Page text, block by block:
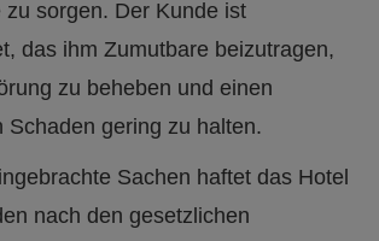
zu sorgen. Der Kunde ist
das ihm Zumutbare beizutragen,
zu beheben und einen
Schaden gering zu halten.
Sachen haftet das Hotel
nach den gesetzlichen